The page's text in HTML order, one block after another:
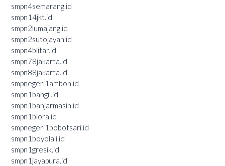
smpn4semarang.id
smpn14jkt.id
smpn2lumajang.id
smpn2sutojayan.id
smpn4blitar.id
smpn78jakarta.id
smpn88jakarta.id
smpnegeri1ambon.id
smpn1bangil.id
smpn1banjarmasin.id
smpn1biora.id
smpnegeri1bobotsari.id
smpn1boyolali.id
smpn1gresik.id
smpn1jayapura.id